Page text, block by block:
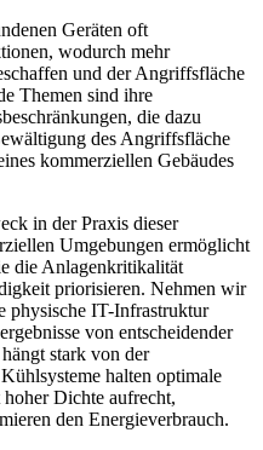
Geräten oft
wodurch mehr
und der Angriffsfläche
Themen sind ihre
die dazu
des Angriffsfläche
kommerziellen Gebäudes
in der Praxis dieser
Umgebungen ermöglicht
die Anlagenkritikalität
priorisieren. Nehmen wir
physische IT-Infrastruktur
von entscheidender
stark von der
halten optimale
Dichte aufrecht,
den Energieverbrauch.